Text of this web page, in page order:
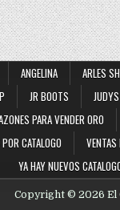
ANGELINA ARLES
JR BOOTS JUDYS
PARA VENDER ORO
CATALOGO VENTAS
YA HAY NUEVOS
Copyright © 2026 El